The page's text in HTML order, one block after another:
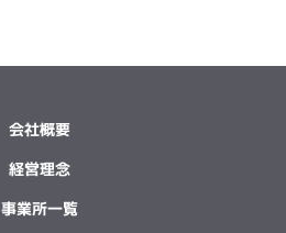
会社概要
経営理念
事業所一覧